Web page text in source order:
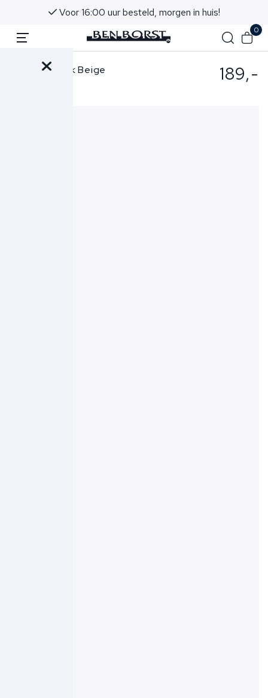
Voor 16:00 uur besteld, morgen in huis!
0
Berwich Broek Beige 189,-